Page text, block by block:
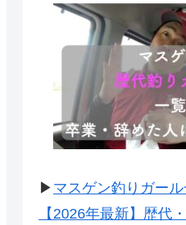
▶ マスゲン釣りガール
【2026年最新】歴代